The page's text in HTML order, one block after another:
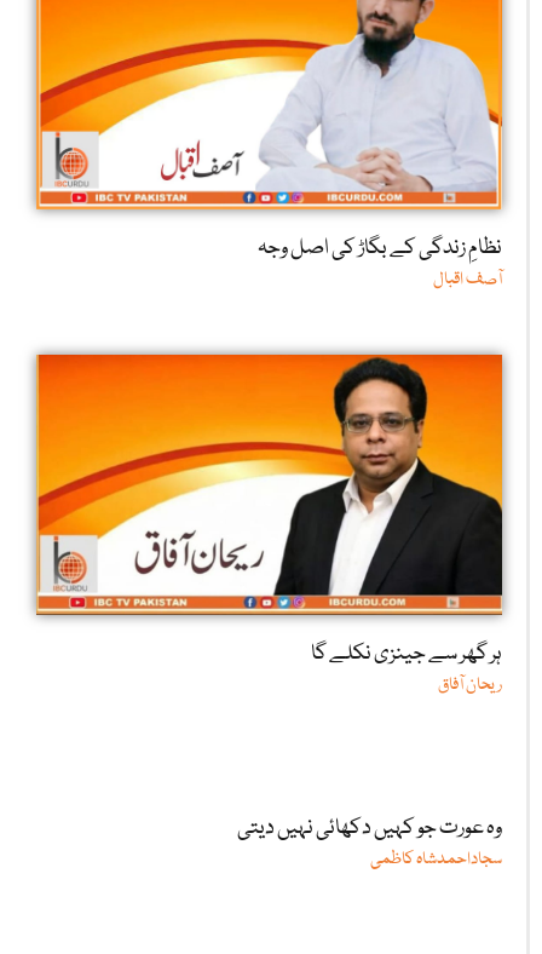
نظامِ زندگی کے بگاڑ کی اصل وجہ
آصف اقبال
ہر گھر سے جینزی نکلے گا
ریحان آفاق
وہ عورت جو کہیں دکھائی نہیں دیتی
سجاداحمدشاہ کاظمی